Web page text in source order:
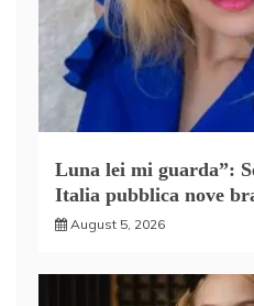
Luna lei mi guarda”:
Italia pubblica nove
August 5, 2026